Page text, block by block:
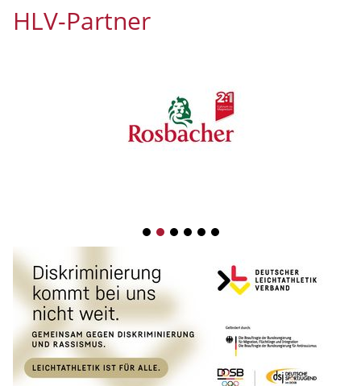
HLV-Partner
1 2 3 4 5 6